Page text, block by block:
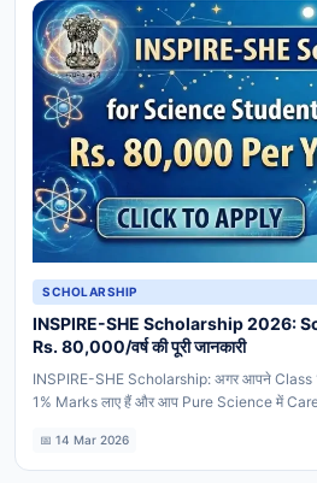
SCHOLARSHIP
INSPIRE-SHE Scholarship 2026:
Rs. 80,000/वर्ष की पूरी जानकारी
INSPIRE-SHE Scholarship: अगर आपने
1% Marks लाए हैं और आप Pure Science में
📅 14 Mar 2026